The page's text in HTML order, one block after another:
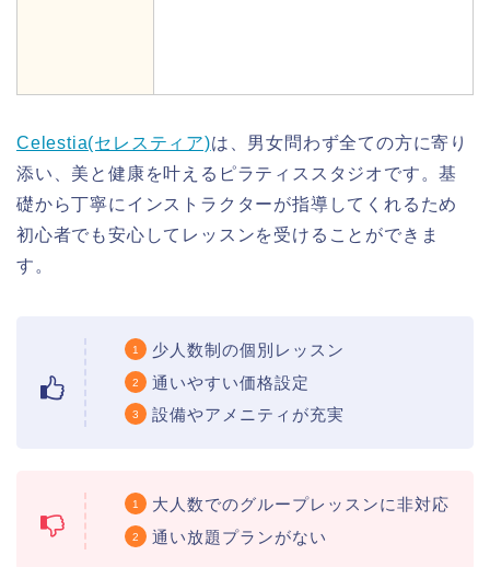
Celestia(セレスティア)は、男女問わず全ての方に寄り
添い、美と健康を叶えるピラティススタジオです。基
礎から丁寧にインストラクターが指導してくれるため
初心者でも安心してレッスンを受けることができま
す。
少人数制の個別レッスン
通いやすい価格設定
設備やアメニティが充実
大人数でのグループレッスンに非対応
通い放題プランがない